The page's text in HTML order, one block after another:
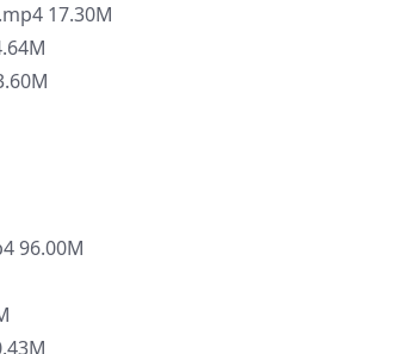
17.30M
96.00M